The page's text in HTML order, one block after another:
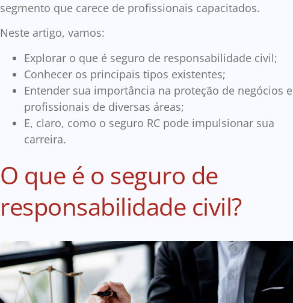
segmento que carece de profissionais capacitados.
Neste artigo, vamos:
Explorar o que é seguro de responsabilidade civil;
Conhecer os principais tipos existentes;
Entender sua importância na proteção de negócios e
profissionais de diversas áreas;
E, claro, como o seguro RC pode impulsionar sua
carreira.
O que é o seguro de
responsabilidade civil?